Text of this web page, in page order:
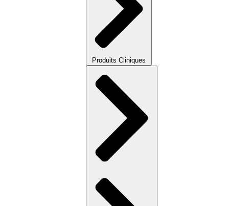
Produits Cliniques